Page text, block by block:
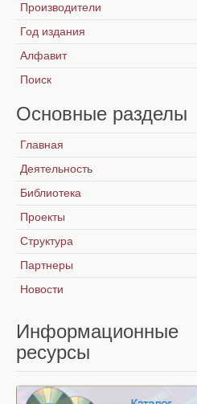
Производители
Год издания
Алфавит
Поиск
Основные разделы
Главная
Деятельность
Библиотека
Проекты
Структура
Партнеры
Новости
Информационные
ресурсы